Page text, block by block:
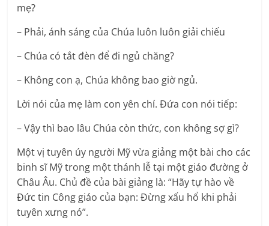
mẹ?
– Phải, ánh sáng của Chúa luôn luôn giải chiếu
– Chúa có tắt đèn để đi ngủ chăng?
– Không con ạ, Chúa không bao giờ ngủ.
Lời nói của mẹ làm con yên chí. Đứa con nói tiếp:
– Vậy thì bao lâu Chúa còn thức, con không sợ gì?
Một vị tuyên úy người Mỹ vừa giảng một bài cho các
binh sĩ Mỹ trong một thánh lễ tại một giáo đường ở
Châu Âu. Chủ đề của bài giảng là: “Hãy tự hào về
Đức tin Công giáo của bạn: Đừng xấu hổ khi phải
tuyên xưng nó”.